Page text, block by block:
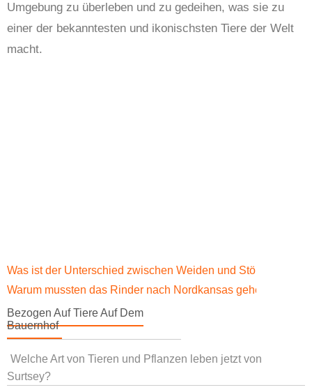
Umgebung zu überleben und zu gedeihen, was sie zu
einer der bekanntesten und ikonischsten Tiere der Welt
macht.
Was ist der Unterschied zwischen Weiden und Stöbern?
Warum mussten das Rinder nach Nordkansas gehen?
Bezogen Auf Tiere Auf Dem
Bauernhof
Welche Art von Tieren und Pflanzen leben jetzt von
Surtsey?